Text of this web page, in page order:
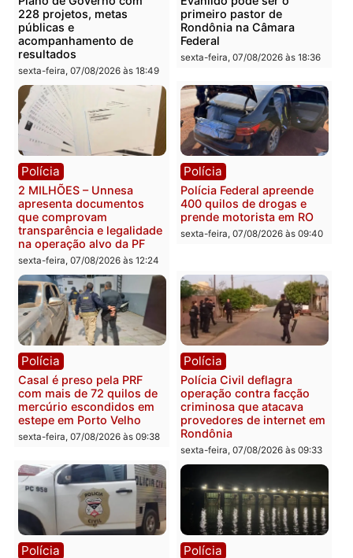
Você também vai querer ler...
Política
Marcos Rogério apresenta
Plano de Governo com
228 projetos, metas
públicas e
acompanhamento de
resultados
sexta-feira, 07/08/2026 às 18:49
Política
Eleições 2026: Pastor
Evanildo pode ser o
primeiro pastor de
Rondônia na Câmara
Federal
sexta-feira, 07/08/2026 às
Polícia
2 MILHÕES – Unnesa
apresenta documentos
que comprovam
transparência e legalidade
sexta-feira, 07/08/2026 às 12:24
Polícia
Polícia Federal apreende
400 quilos de drogas e
prende motorista em RO
sexta-feira, 07/08/2026 às